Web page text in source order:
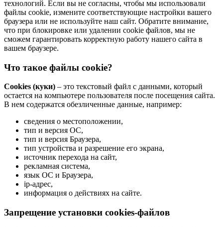
технологий. Если вы не согласны, чтобы мы использовали
файлы cookie, измените соответствующие настройки вашего
браузера или не используйте наш сайт. Обратите внимание,
что при блокировке или удалении cookie файлов, мы не
сможем гарантировать корректную работу нашего сайта в
вашем браузере.
Что такое файлы cookie?
Cookies (куки) – это текстовый файл с данными, который
остается на компьютере пользователя после посещения сайта.
В нем содержатся обезличенные данные, например:
сведения о местоположении,
тип и версия ОС,
тип и версия Браузера,
тип устройства и разрешение его экрана,
источник перехода на сайт,
рекламная система,
язык ОС и Браузера,
ip-адрес,
информация о действиях на сайте.
Запрещение установки cookies-файлов